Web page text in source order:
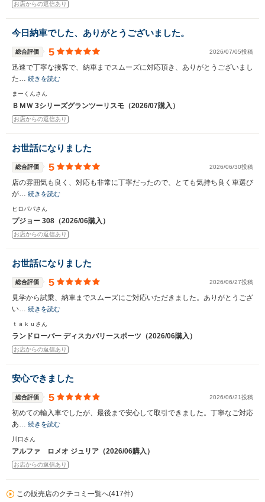
お店からの返信あり
今日納車でした、ありがとうございました。
総合評価 5 2026/07/05投稿
迅速で丁寧な接客で、納車までスムーズに対応頂き、ありがとうございまし
た… 続きを読む
まーくんさん
ＢＭＷ 3シリーズグランツーリスモ（2026/07購入）
お店からの返信あり
お世話になりました
総合評価 5 2026/06/30投稿
店の雰囲気も良く、対応も非常に丁寧だったので、とても気持ち良く車選び
が… 続きを読む
ヒロパパさん
プジョー 308（2026/06購入）
お店からの返信あり
お世話になりました
総合評価 5 2026/06/27投稿
見学から試乗、納車までスムーズにご対応いただきました。ありがとうござ
い… 続きを読む
ｔａｋｕさん
ランドローバー ディスカバリースポーツ（2026/06購入）
お店からの返信あり
安心できました
総合評価 5 2026/06/21投稿
初めての輸入車でしたが、最後まで安心して取引できました。丁寧なご対応
あ… 続きを読む
川口さん
アルファ ロメオ ジュリア（2026/06購入）
お店からの返信あり
この販売店のクチコミ一覧へ(417件)